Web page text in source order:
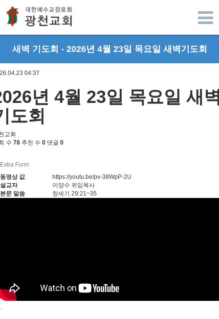
새벽 기도회 - 2026년 4월 23일 목요일 새벽기도회
04:37
년 4월 23일 목요일 새
도회
교회
수 78 추천 수 0 댓글 0
Extra Form
동영상 값
https://youtu.be/pv-38WpP-2U
설교자
이양수 위임목사
본문 말씀
창세기 29:21~35
.